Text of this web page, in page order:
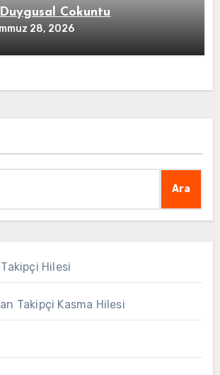
Cokuntu
28, 2026
Ara
Hilesi
Takipçi Kasma Hilesi